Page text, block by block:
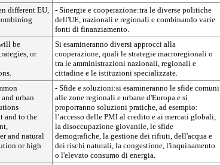
different EU,
- Sinergie e cooperazione:tra le diverse politiche
dell'UE, nazionali e regionali e combinando varie
fonti di finanziamento.
be
or
Si esamineranno diversi approcci alla
cooperazione, quali le strategie macroregionali o
tra le amministrazioni nazionali, regionali e
cittadine e le istituzioni specializzate.
urban
and to the
and natural
or high
- Sfide e soluzioni:si esamineranno le sfide comuni
alle zone regionali e urbane d'Europa e si
proporranno soluzioni pratiche, ad esempio:
l’accesso delle PMI al credito e ai mercati globali,
la disoccupazione giovanile, le sfide
demografiche, la gestione dei rifiuti, dell'acqua e
dei rischi naturali, la congestione, l'inquinamento
o l'elevato consumo di energia.